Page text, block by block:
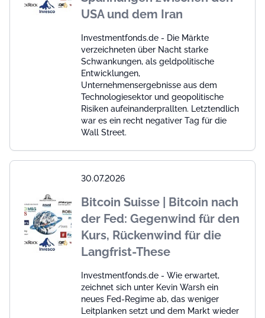
USA und dem Iran
Investmentfonds.de - Die Märkte
verzeichneten über Nacht starke
Schwankungen, als geldpolitische
Entwicklungen,
Unternehmensergebnisse aus dem
Technologiesektor und geopolitische
Risiken aufeinanderprallten. Letztendlich
war es ein recht negativer Tag für die
Wall Street.
30.07.2026
Bitcoin Suisse | Bitcoin nach
der Fed: Gegenwind für den
Kurs, Rückenwind für die
Langfrist-These
Investmentfonds.de - Wie erwartet,
zeichnet sich unter Kevin Warsh ein
neues Fed-Regime ab, das weniger
Leitplanken setzt und dem Markt wieder